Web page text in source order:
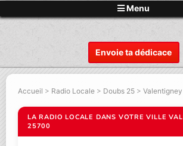
Menu
Envoie ta dédicace
Accueil > Radio Locale > Doubs 25 >
LA RADIO LOCALE DANS VOTRE VILLE
25700